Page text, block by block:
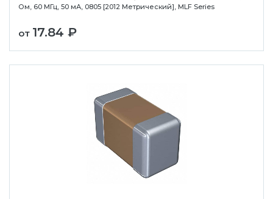
Ом, 60 МГц, 50 мА, 0805 [2012 Метрический], MLF Series
от 17.84 ₽